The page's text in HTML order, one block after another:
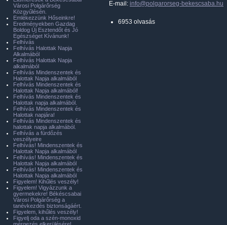
E-mail: info@polgarorseg-bekescsaba.hu
6953 olvasás
Városi Polgárőrség
Közgyűlésén.
Emlékezzünk Hőseinkre!
Eredményekben Gazdag
Boldog Új Esztendőt és Jó
Egészséget Kívánunk!
Felhívás
Felhívás Halottak Napja
Alkalmából
Felhívás Halottak Napja
alkalmából
Felhívás Mindenszentek és
Halottak Napja alkalmából
Felhívás Mindenszentek és
Halottak Napja alkalmából!
Felhívás Mindenszentek és
Halottak napja alkalmából.
Felhívás Mindenszentek és
Halottak napjára!
Felhívás Mindenszentek és
halottak napja alkalmából.
Felhívás a fürdőzés
veszélyeire
Felhívás! Mindenszentek és
Halottak Napja alkalmából
Felhívás! Mindenszentek és
Halottak Napja alkalmából
Felhívás! Mindenszentek és
Halottak Napja alkalmából
Figyelem! Kihűlés veszély!
Figyelem! Vigyázzunk a
gyermekekre! Békéscsabai
Városi Polgárőrség a
tanévkezdés biztonságáért.
Figyelem, kihűlés veszély!
Figyelj oda a szén-monoxid